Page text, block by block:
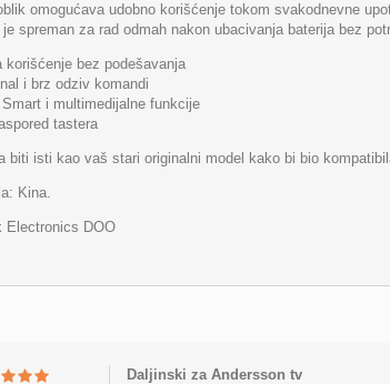
omogućava udobno korišćenje tokom svakodnevne
spreman za rad odmah nakon ubacivanja baterija bez
korišćenje bez podešavanja
i brz odziv komandi
i multimedijalne funkcije
tastera
biti isti kao vaš stari originalni model kako bi bio
Kina.
Electronics DOO
Daljinski za Andersson tv